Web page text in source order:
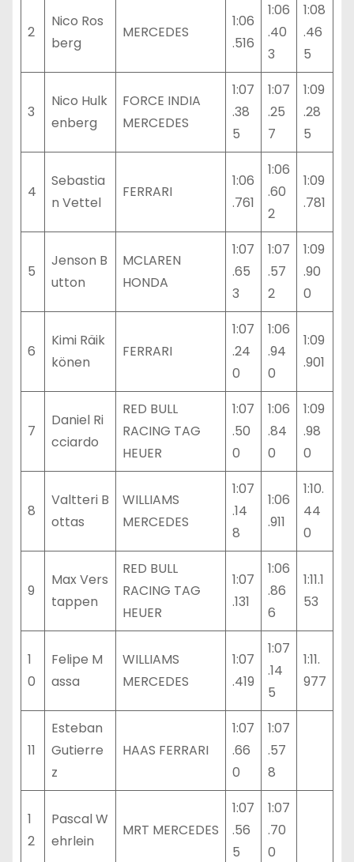
2
Nico Ros
berg
MERCEDES
1:06
.516
1:06
.40
3
1:08
.46
5
3
Nico Hulk
enberg
FORCE INDIA
MERCEDES
1:07
.38
5
1:07
.25
7
1:09
.28
5
4
Sebastia
n Vettel
FERRARI
1:06
.761
1:06
.60
2
1:09
.781
5
Jenson B
utton
MCLAREN
HONDA
1:07
.65
3
1:07
.57
2
1:09
.90
0
6
Kimi Räik
könen
FERRARI
1:07
.24
0
1:06
.94
0
1:09
.901
7
Daniel Ri
cciardo
RED BULL
RACING TAG
HEUER
1:07
.50
0
1:06
.84
0
1:09
.98
0
8
Valtteri B
ottas
WILLIAMS
MERCEDES
1:07
.14
8
1:06
.911
1:10.
44
0
9
Max Vers
tappen
RED BULL
RACING TAG
HEUER
1:07
.131
1:06
.86
6
1:11.1
53
1
0
Felipe M
assa
WILLIAMS
MERCEDES
1:07
.419
1:07
.14
5
1:11.
977
11
Esteban
Gutierre
z
HAAS FERRARI
1:07
.66
0
1:07
.57
8
1
2
Pascal W
ehrlein
MRT MERCEDES
1:07
.56
5
1:07
.70
0